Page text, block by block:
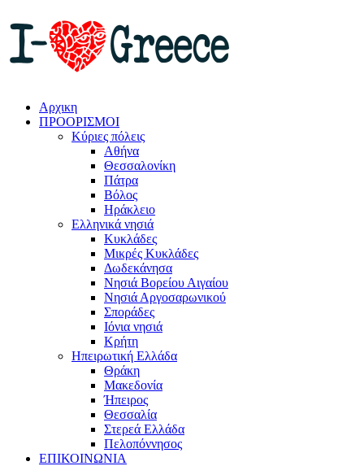
Αρχικη
ΠΡΟΟΡΙΣΜΟΙ
Κύριες πόλεις
Αθήνα
Θεσσαλονίκη
Πάτρα
Βόλος
Ηράκλειο
Ελληνικά νησιά
Κυκλάδες
Μικρές Κυκλάδες
Δωδεκάνησα
Νησιά Βορείου Αιγαίου
Νησιά Αργοσαρωνικού
Σποράδες
Ιόνια νησιά
Κρήτη
Ηπειρωτική Ελλάδα
Θράκη
Μακεδονία
Ήπειρος
Θεσσαλία
Στερεά Ελλάδα
Πελοπόννησος
ΕΠΙΚΟΙΝΩΝΙΑ